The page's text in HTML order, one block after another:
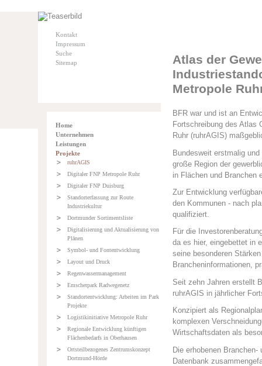
Atlas der
Metropole
BFR war und ist an
Fortschreibung des Atlas
Ruhr (ruhrAGIS)
Bundesweit erstmalig
große Region der
in Flächen und Branchen
Zur Entwicklung
den Kommunen - nach
qualifiziert.
Für die
da es hier, eingebettet in
seine besonderen
Brancheninformationen,
Seit zehn Jahren erstellt
ruhrAGIS in jährlicher
Konzipiert als
komplexen
Wirtschaftsdaten als
Die erhobenen
Datenbank
Kontakt
Impressum
Suche
Sitemap
Home
Unternehmen
Leistungen
Projekte
ruhrAGIS
Digitaler FNP Metropole Ruhr
Digitaler FNP Duisburg
Standorterfassung zur Route
Industriekultur
Dortmunder Sortimentsliste
Digitalisierung und Aktualisierung von
Plänen
Symbol- und Fontentwicklung
Layout und Druck
Regenwassermanagement
Emscherpark Radwegenetz
Standortentwicklung: Arbeiten im Park
Projekte
Logistikinitiative Metropole Ruhr
Regionale Entwicklung künftigen
Flächenbedarfs in Oberhausen
Ortsteilbezogenes Zentrumskonzept
Dortmund-Hörde